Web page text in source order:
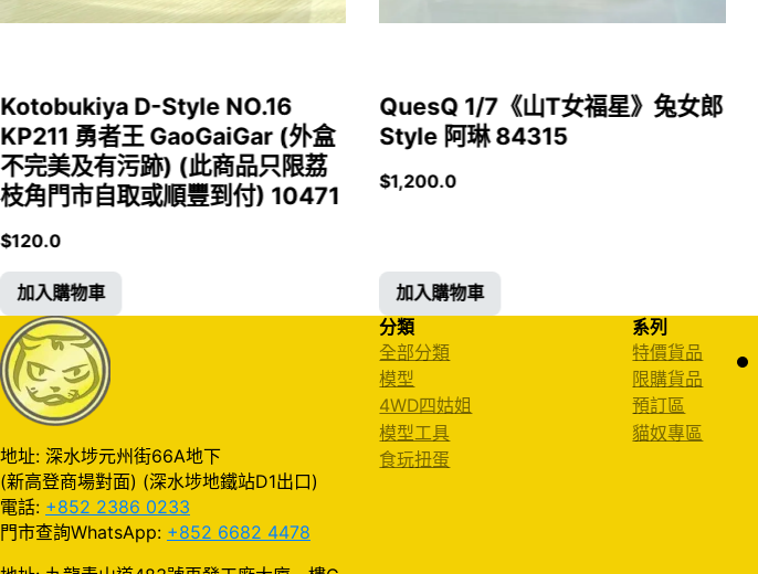
Kotobukiya D-Style NO.16
KP211 勇者王 GaoGaiGar (外盒
不完美及有污跡) (此商品只限荔
枝角門市自取或順豐到付) 10471
$120.0
加入購物車
QuesQ 1/7《山T女福星》兔女郎
Style 阿琳 84315
$1,200.0
加入購物車
地址: 深水埗元州街66A地下
(新高登商場對面) (深水埗地鐵站D1出口)
電話: +852 2386 0233
門市查詢WhatsApp: +852 6682 4478
分類
全部分類
模型
4WD四姑姐
模型工具
食玩扭蛋
系列
特價貨品
限購貨品
預訂區
貓奴專區